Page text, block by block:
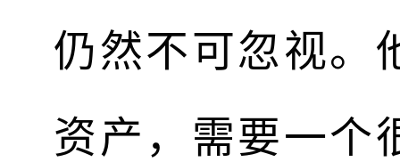
仍然不可忽视。
资产，需要一个